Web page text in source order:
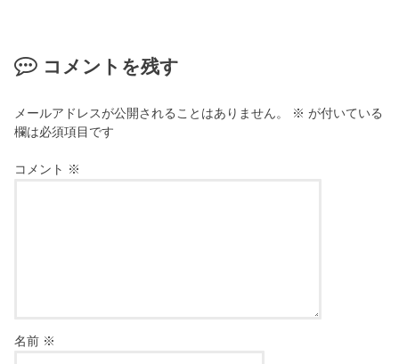
コメントを残す
メールアドレスが公開されることはありません。 ※ が付いている
欄は必須項目です
コメント ※
名前 ※